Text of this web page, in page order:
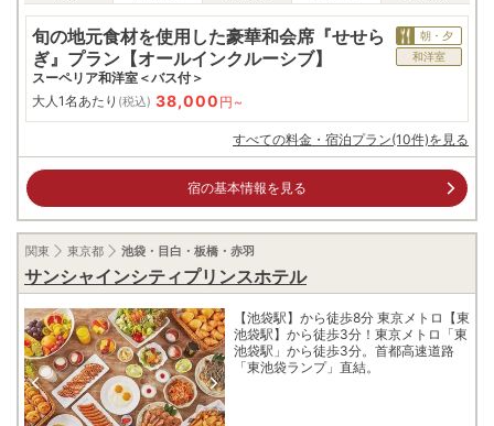
旬の地元食材を使用した豪華和会席『せせら
ぎ』プラン【オールインクルーシブ】
スーペリア和洋室＜バス付＞
朝・夕
和洋室
大人1名あたり (税込) 38,000 円~
すべての料金・宿泊プラン(10件)を見る
宿の基本情報を見る
関東 東京都 池袋・目白・板橋・赤羽
サンシャインシティプリンスホテル
【池袋駅】から徒歩8分 東京メトロ【東
池袋駅】から徒歩3分！東京メトロ「東
池袋駅」から徒歩3分。首都高速道路
「東池袋ランプ」直結。